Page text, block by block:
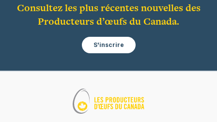
Consultez les plus récentes nouvelles des
Producteurs d’œufs du Canada.
S'inscrire